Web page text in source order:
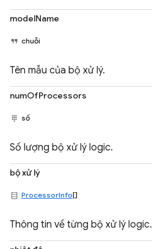
modelName
chuỗi
Tên mẫu của bộ xử lý.
numOfProcessors
số
Số lượng bộ xử lý logic.
bộ xử lý
ProcessorInfo[]
Thông tin về từng bộ xử lý logic.